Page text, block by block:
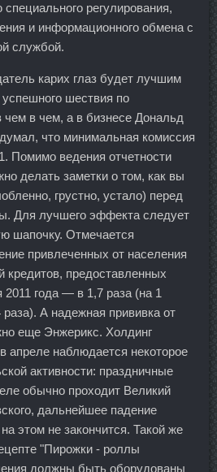
регулирования,
и информационного обмена с
службой.
карих глаз будет лучшим
шествия по
в чем, а в бизнесе Дональд
что минимальная комиссия
Помимо ведения отчетности
делать заметки о том, как вы
грустно, устало) перед
Для лучшего эффекта следует
шапочку. Отмечается
привлеченных от населения
кредитов, предоставленных
года — в 1,7 раза (на 1
А надежная прививка от
еще Энжерикс. Холдинг
апреле наблюдается некоторое
активности: праздничные
обычно проходит Великий
дальнейшее падение
этом не закончится. Такой же
"Пирожки - роллы
должны быть оборудованы